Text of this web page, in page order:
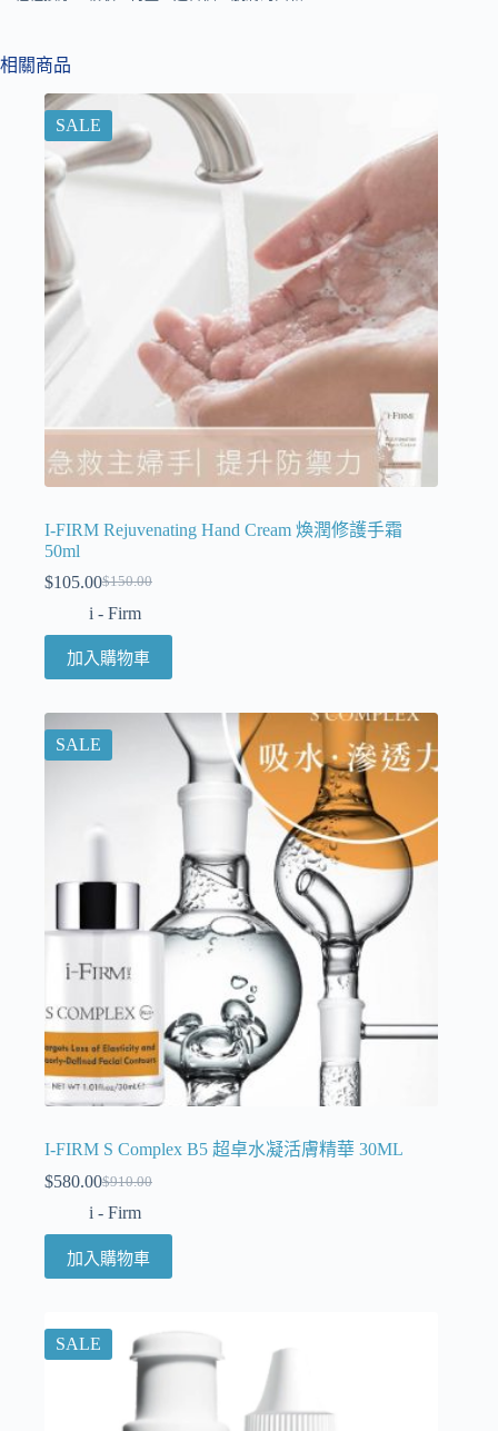
相關商品
SALE
I-FIRM Rejuvenating Hand Cream 煥潤修護手霜
50ml
$150.00
$105.00
i - Firm
加入購物車
SALE
I-FIRM S Complex B5 超卓水凝活膚精華 30ML
$910.00
$580.00
i - Firm
加入購物車
SALE